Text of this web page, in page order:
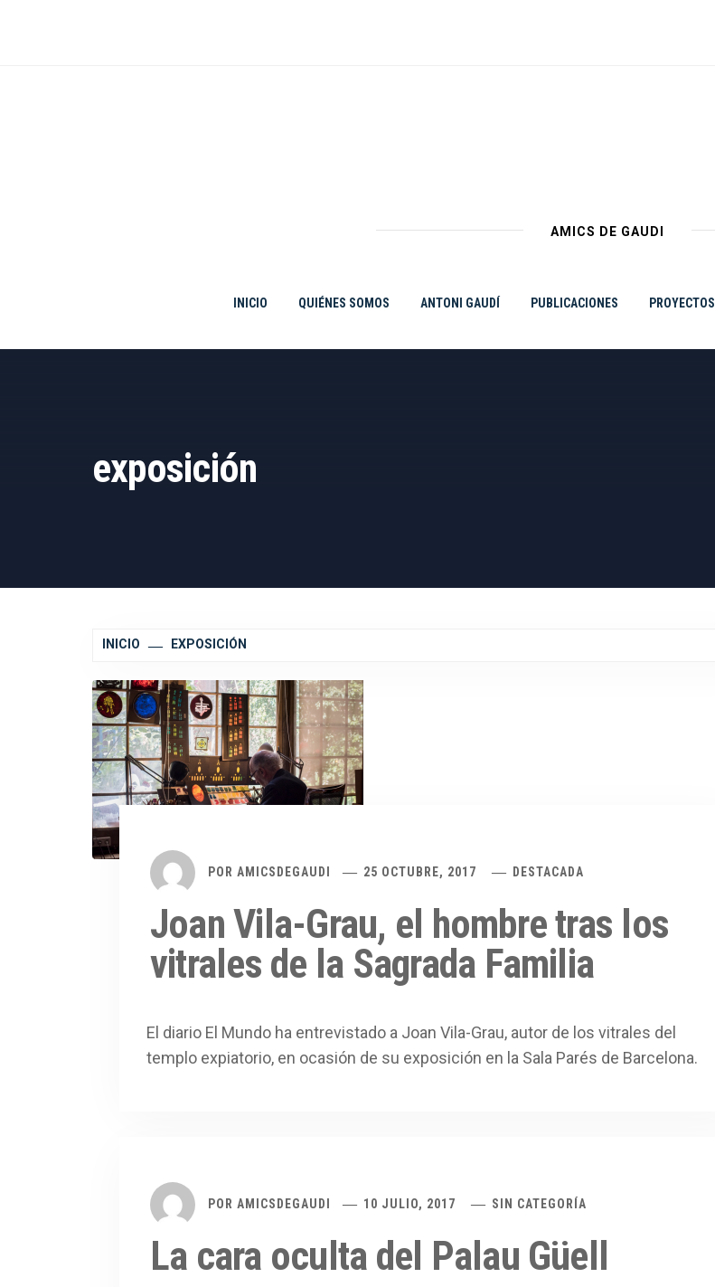
AMICS DE GAUDI
INICIO QUIÉNES SOMOS ANTONI GAUDÍ PUBLICACIONES PROYECTOS
exposición
INICIO EXPOSICIÓN
POR AMICSDEGAUDI 25 OCTUBRE, 2017 DESTACADA
Joan Vila-Grau, el hombre tras los
vitrales de la Sagrada Familia
El diario El Mundo ha entrevistado a Joan Vila-Grau, autor de los vitrales del
templo expiatorio, en ocasión de su exposición en la Sala Parés de Barcelona.
POR AMICSDEGAUDI 10 JULIO, 2017 SIN CATEGORÍA
La cara oculta del Palau Güell